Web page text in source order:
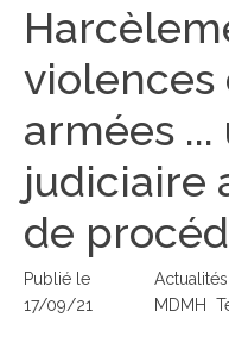
violences
armées
judiciaire
de
Publié le
17/09/21
MDMH